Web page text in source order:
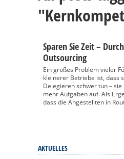
Sparen Sie Zeit –
Outsourcing
Ein großes Problem vieler
kleinerer Betriebe ist, dass
Delegieren schwer tun –
mehr Aufgaben auf. Als
dass die Angestellten in
AKTUELLES